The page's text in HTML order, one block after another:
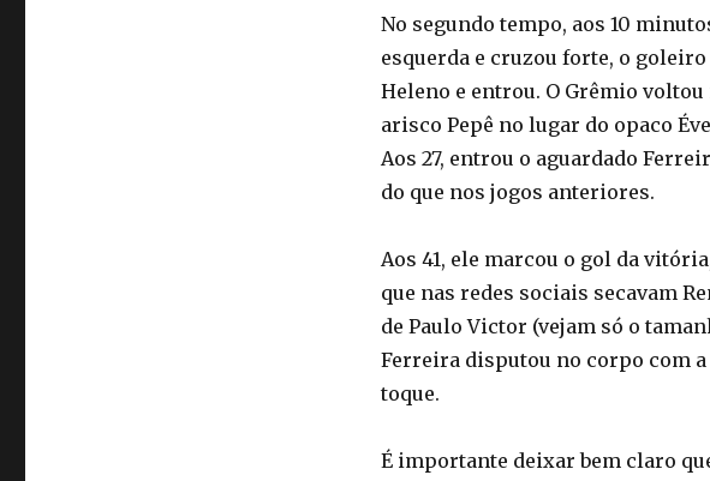
No segundo tempo, aos 10
esquerda e cruzou forte, o
Heleno e entrou. O Grêmio
arisco Pepê no lugar do opaco
Aos 27, entrou o aguardado
do que nos jogos anteriores.
Aos 41, ele marcou o gol da
que nas redes sociais secavam
de Paulo Victor (vejam só o
Ferreira disputou no corpo com
toque.
É importante deixar bem claro